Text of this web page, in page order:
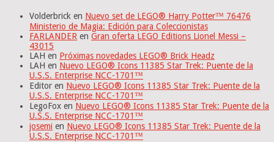
Volderbrick en Nuevo set de LEGO® Harry Potter™ 76476
Ministerio de Magia: Edición para Coleccionistas
FARLANDER en Gran oferta LEGO Editions Lionel Messi –
43015
LAH en Próximas novedades LEGO® Brick Headz
LAH en Nuevo LEGO® Icons 11385 Star Trek: Puente de la
U.S.S. Enterprise NCC-1701™
Editor en Nuevo LEGO® Icons 11385 Star Trek: Puente de la
U.S.S. Enterprise NCC-1701™
LegoFox en Nuevo LEGO® Icons 11385 Star Trek: Puente de la
U.S.S. Enterprise NCC-1701™
josemi en Nuevo LEGO® Icons 11385 Star Trek: Puente de la
U.S.S. Enterprise NCC-1701™